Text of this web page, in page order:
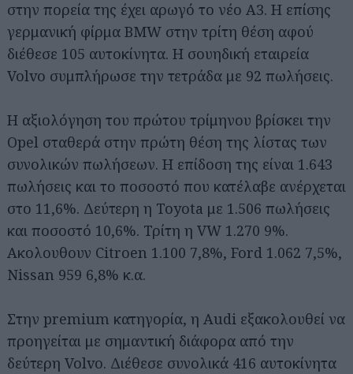
στην πορεία της έχει αρωγό το νέο A3. Η επίσης
γερμανική φίρμα BMW στην τρίτη θέση αφού
διέθεσε 105 αυτοκίνητα. Η σουηδική εταιρεία
Volvo συμπλήρωσε την τετράδα με 92 πωλήσεις.
Η αξιολόγηση του πρώτου τρίμηνου βρίσκει την
Opel σταθερά στην πρώτη θέση της λίστας των
συνολικών πωλήσεων. Η επίδοση της είναι 1.643
πωλήσεις και το ποσοστό που κατέλαβε ανέρχεται
στο 11,6%. Δεύτερη η Toyota με 1.506 πωλήσεις
και ποσοστό 10,6%. Τρίτη η VW 1.270 9%.
Ακολουθουν Citroen 1.100 7,8%, Ford 1.062 7,5%,
Nissan 959 6,8% κ.α.
Στην premium κατηγορία, η Audi εξακολουθεί να
προηγείται με σημαντική διάφορα από την
δεύτερη Volvo. Διέθεσε συνολικά 416 αυτοκίνητα